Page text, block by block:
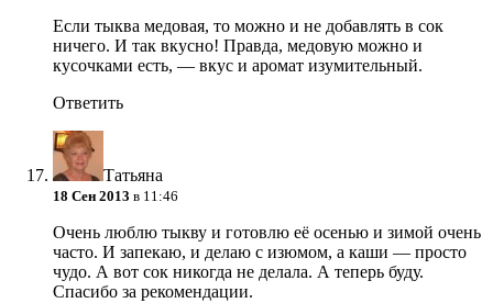
Если тыква медовая, то можно и не добавлять в сок
ничего. И так вкусно! Правда, медовую можно и
кусочками есть, — вкус и аромат изумительный.
Ответить
Татьяна
18 Сен 2013 в 11:46
Очень люблю тыкву и готовлю её осенью и зимой очень
часто. И запекаю, и делаю с изюмом, а каши — просто
чудо. А вот сок никогда не делала. А теперь буду.
Спасибо за рекомендации.